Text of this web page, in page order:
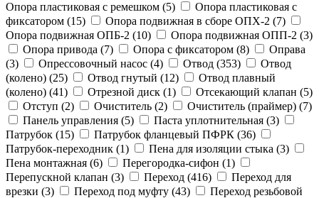
Опора пластиковая с ремешком (5)
Опора пластиковая с
фиксатором (15) Опора подвижная в сборе ОПХ-2 (7)
Опора подвижная ОПБ-2 (10) Опора подвижная ОПП-2 (3)
Опора привода (7) Опора с фиксатором (8)
Оправа
(3) Опрессовочный насос (4) Отвод (353)
Отвод
(колено) (25) Отвод гнутый (12)
Отвод плавный
(колено) (41) Отрезной диск (1) Отсекающий клапан (5)
Отступ (2) Очиститель (2) Очиститель (праймер) (7)
Панель управления (5) Паста уплотнительная (3)
Патрубок (15) Патрубок фланцевый ПФРК (36)
Патрубок-переходник (1) Пена для изоляции стыка (3)
Пена монтажная (6) Перегородка-сифон (1)
Перепускной клапан (3) Переход (416)
Переход для
врезки (3) Переход под муфту (43)
Переход резьбовой